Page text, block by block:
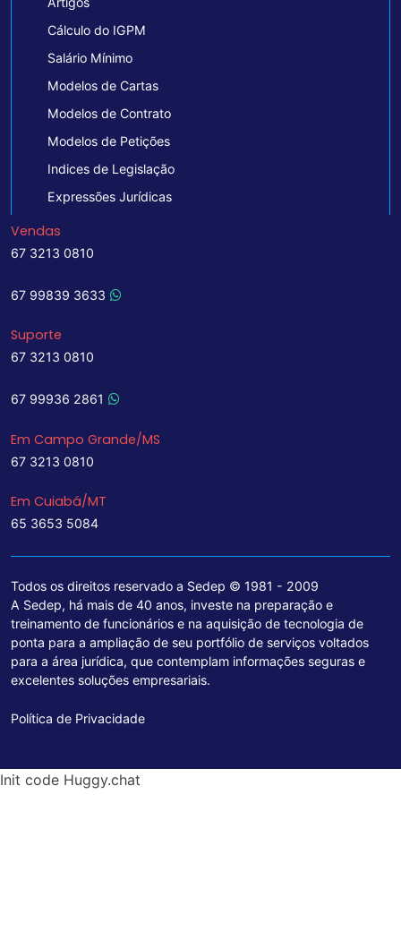
Cálculo do IGPM
Salário Mínimo
Modelos de Cartas
Modelos de Contrato
Modelos de Petições
Indices de Legislação
Expressões Jurídicas
Vendas
67 3213 0810
67 99839 3633
Suporte
67 3213 0810
67 99936 2861
Em Campo Grande/MS
67 3213 0810
Em Cuiabá/MT
65 3653 5084
Todos os direitos reservado a Sedep © 1981 - 2009
A Sedep, há mais de 40 anos, investe na preparação e
treinamento de funcionários e na aquisição de tecnologia de
ponta para a ampliação de seu portfólio de serviços voltados
para a área jurídica, que contemplam informações seguras e
excelentes soluções empresariais.
Política de Privacidade
Init code Huggy.chat